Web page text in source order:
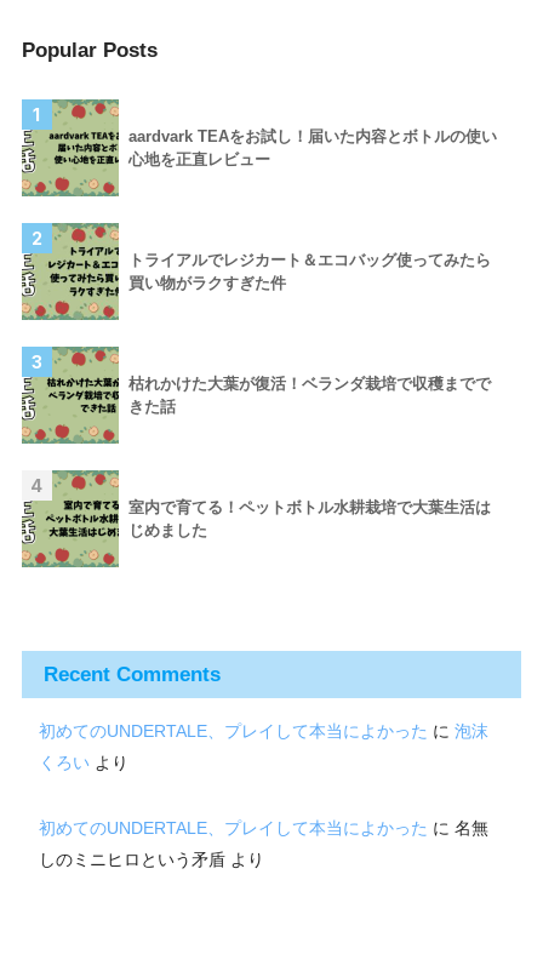
Popular Posts
1
aardvark TEAをお試し！届いた内容とボトルの使い
心地を正直レビュー
2
トライアルでレジカート＆エコバッグ使ってみたら
買い物がラクすぎた件
3
枯れかけた大葉が復活！ベランダ栽培で収穫までで
きた話
4
室内で育てる！ペットボトル水耕栽培で大葉生活は
じめました
Recent Comments
初めてのUNDERTALE、プレイして本当によかった に 泡沫
くろい より
初めてのUNDERTALE、プレイして本当によかった に 名無
しのミニヒロという矛盾より